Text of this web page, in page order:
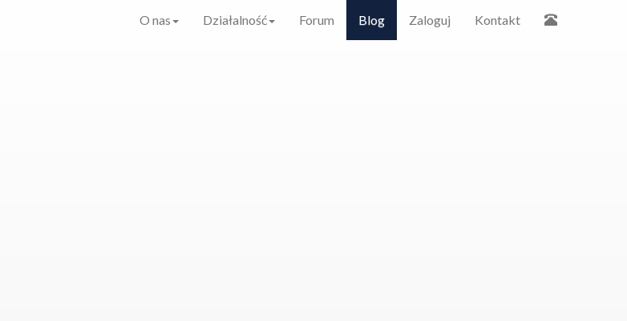
O nas Działalność Forum Blog Zaloguj Kontakt